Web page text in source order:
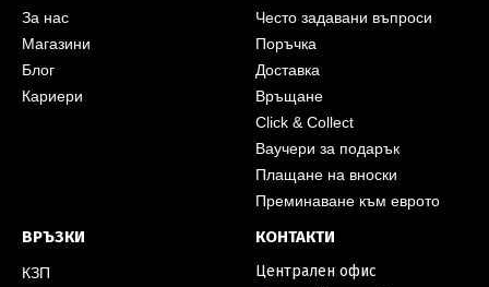
За нас
Магазини
Блог
Кариери
Често задавани въпроси
Поръчка
Доставка
Връщане
Click & Collect
Ваучери за подарък
Плащане на вноски
Преминаване към еврото
ВРЪЗКИ
КЗП
КОНТАКТИ
Централен офис